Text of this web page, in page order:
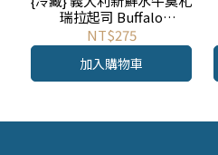
瑞拉起司 Buffalo
Mozzarella 150g
NT$275
加入購物車